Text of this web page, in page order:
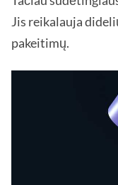
Jis reikalauja
pakeitimų.